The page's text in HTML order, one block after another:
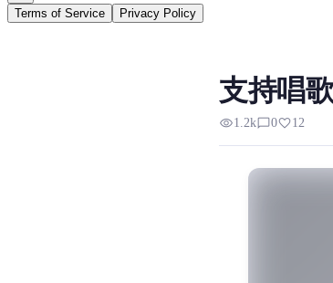
Terms of Service Privacy Policy
Preview, model
自训练了一款专门适
支持唱
visibility1.2kchat_bubble_outline0favorite12